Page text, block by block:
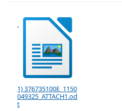
1) 376735100E_1150
049325_ATTACH1.od
t